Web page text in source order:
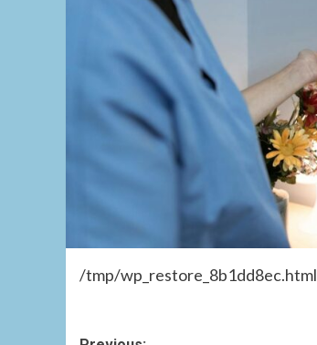
/tmp/wp_restore_8b1dd8ec.html